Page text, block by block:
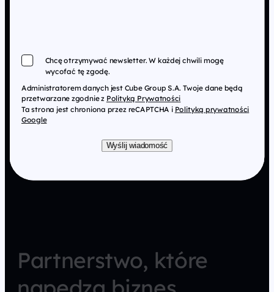
Chcę otrzymywać newsletter. W każdej chwili mogę
wycofać tę zgodę.
Administratorem danych jest Cube Group S.A. Twoje dane będą
przetwarzane zgodnie z Polityką Prywatności
Ta strona jest chroniona przez reCAPTCHA i Polityką prywatności
Google
Wyślij wiadomość
Partnerstwo, które